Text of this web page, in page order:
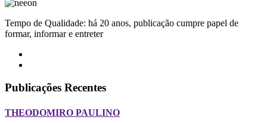
Tempo de Qualidade: há 20 anos, publicação cumpre papel de
formar, informar e entreter
Publicações Recentes
THEODOMIRO PAULINO